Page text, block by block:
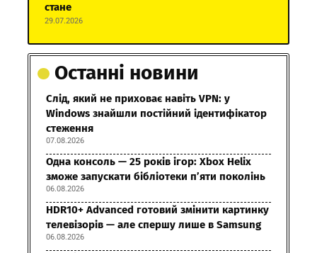
стане
29.07.2026
Останні новини
Слід, який не приховає навіть VPN: у
Windows знайшли постійний ідентифікатор
стеження
07.08.2026
Одна консоль — 25 років ігор: Xbox Helix
зможе запускати бібліотеки п’яти поколінь
06.08.2026
HDR10+ Advanced готовий змінити картинку
телевізорів — але спершу лише в Samsung
06.08.2026